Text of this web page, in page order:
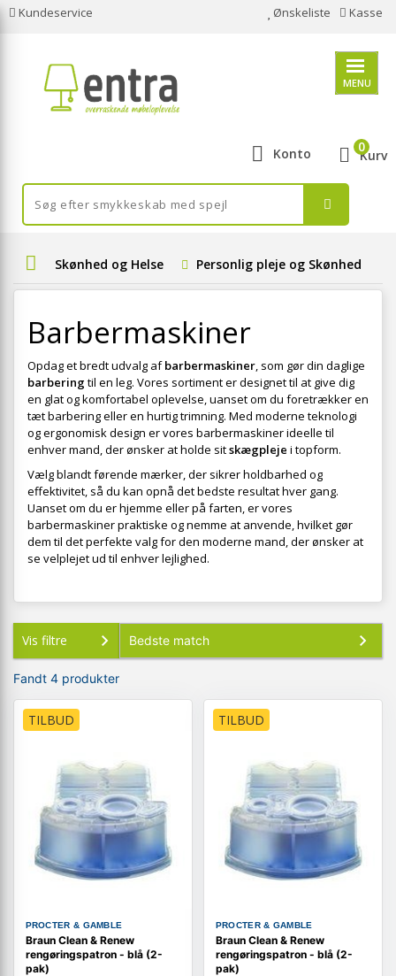
Kundeservice Ønskeliste Kasse
MENU
Konto Kurv
0
Skønhed og Helse Personlig pleje og Skønhed
Barbermaskiner
Opdag et bredt udvalg afbarbermaskiner, som gør din daglige
barberingtil en leg. Vores sortiment er designet til at give dig
en glat og komfortabel oplevelse, uanset om du foretrækker en
tæt barbering eller en hurtig trimning. Med moderne teknologi
og ergonomisk design er vores barbermaskiner ideelle til
enhver mand, der ønsker at holde sitskægpleje i topform.
Vælg blandt førende mærker, der sikrer holdbarhed og
effektivitet, så du kan opnå det bedste resultat hver gang.
Uanset om du er hjemme eller på farten, er vores
barbermaskiner praktiske og nemme at anvende, hvilket gør
dem til det perfekte valg for den moderne mand, der ønsker at
se velplejet ud til enhver lejlighed.
Vis filtre
Fandt 4 produkter
TILBUD
PROCTER & GAMBLE
Braun Clean & Renew
rengøringspatron - blå (2-
pak)
TILBUD
PROCTER & GAMBLE
Braun Clean & Renew
rengøringspatron - blå (2-
pak)